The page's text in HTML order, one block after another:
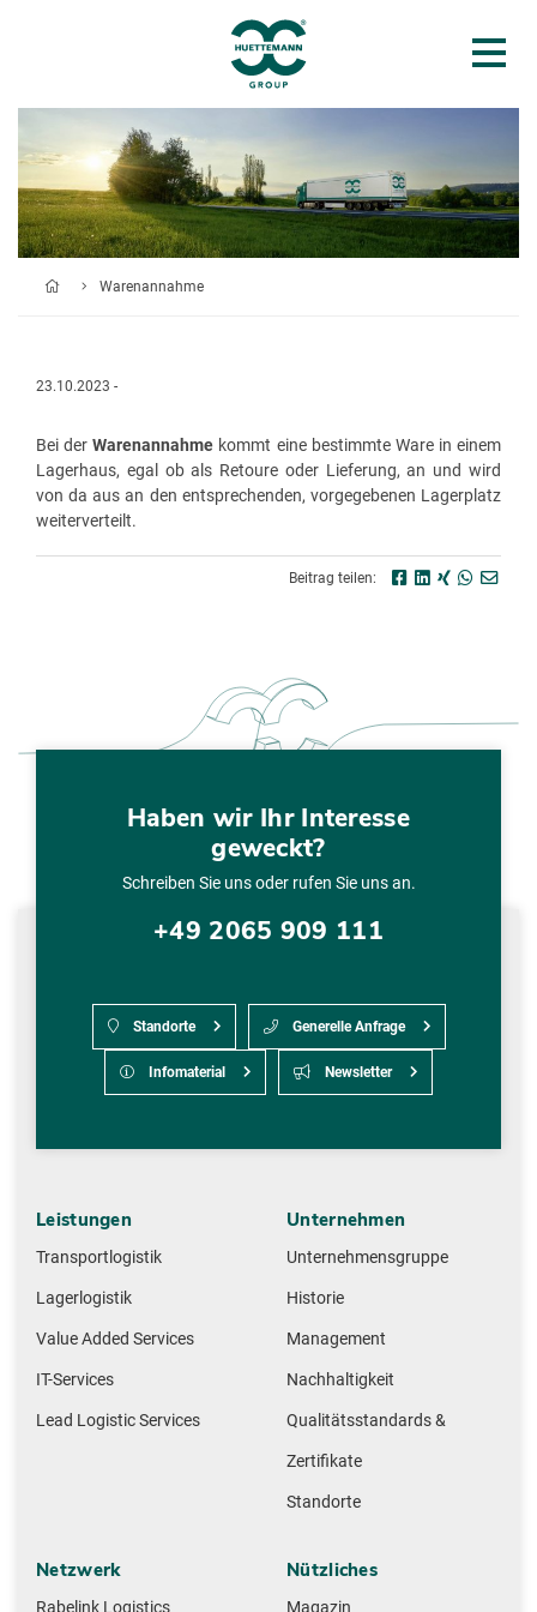
Warenannahme
23.10.2023 -
Bei derWarenannahme kommt eine bestimmte Ware in einem
Lagerhaus, egal ob als Retoure oder Lieferung, an und wird
von da aus an den entsprechenden, vorgegebenen Lagerplatz
weiterverteilt.
Beitrag teilen:
Haben wir Ihr Interesse
geweckt?
Schreiben Sie uns oder rufen Sie uns an.
+49 2065 909 111
Standorte Generelle Anfrage
Infomaterial Newsletter
Leistungen
Transportlogistik
Lagerlogistik
Value Added Services
IT-Services
Lead Logistic Services
Unternehmen
Unternehmensgruppe
Historie
Management
Nachhaltigkeit
Qualitätsstandards &
Zertifikate
Standorte
Netzwerk
Rabelink Logistics
Nützliches
Magazin